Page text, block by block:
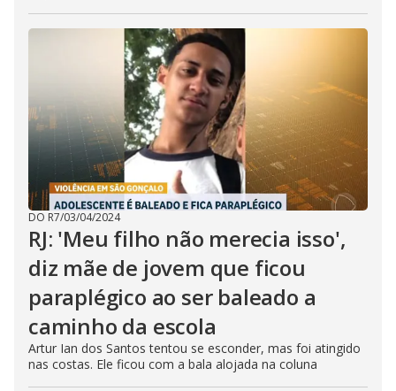
DO R7/03/04/2024
RJ: 'Meu filho não merecia isso',
diz mãe de jovem que ficou
paraplégico ao ser baleado a
caminho da escola
Artur Ian dos Santos tentou se esconder, mas foi atingido
nas costas. Ele ficou com a bala alojada na coluna